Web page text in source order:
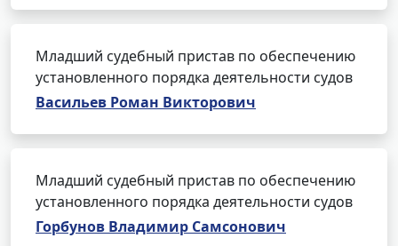
Младший судебный пристав по обеспечению
установленного порядка деятельности судов
Васильев Роман Викторович
Младший судебный пристав по обеспечению
установленного порядка деятельности судов
Горбунов Владимир Самсонович